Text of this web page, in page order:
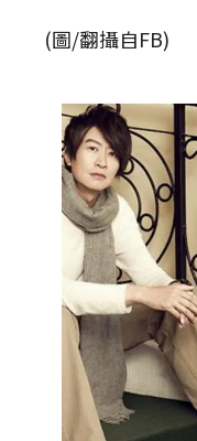
(圖/翻攝自FB)